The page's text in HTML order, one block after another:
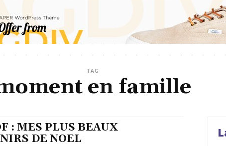
TAG
en famille
: MES PLUS BEAUX
DE NOEL